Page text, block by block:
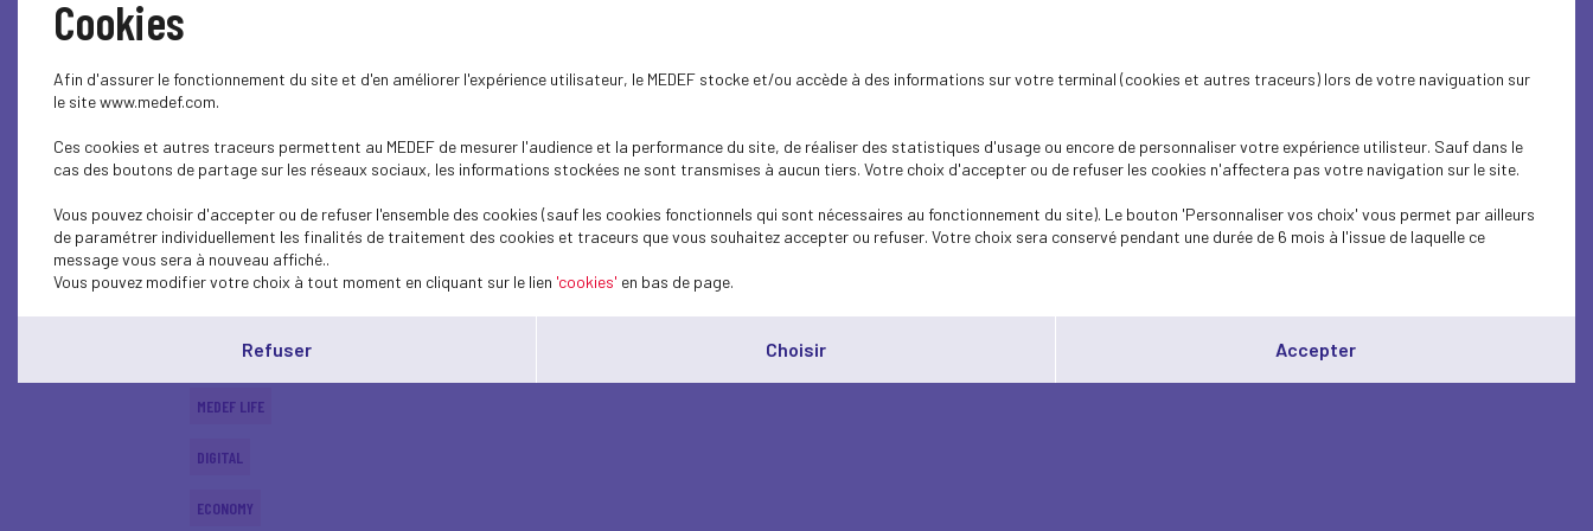
ECONOMY
DIGITAL
ECONOMY
MEDEF LIFE
DIGITAL
ECONOMY
Cookies
Afin d'assurer le fonctionnement du site et d'en améliorer l'expérience utilisateur, le MEDEF stocke et/ou accède à des informations sur votre terminal (cookies et autres traceurs) lors de votre naviguation sur
le site www.medef.com.
Ces cookies et autres traceurs permettent au MEDEF de mesurer l'audience et la performance du site, de réaliser des statistiques d'usage ou encore de personnaliser votre expérience utilisteur. Sauf dans le
cas des boutons de partage sur les réseaux sociaux, les informations stockées ne sont transmises à aucun tiers. Votre choix d'accepter ou de refuser les cookies n'affectera pas votre navigation sur le site.
Vous pouvez choisir d'accepter ou de refuser l'ensemble des cookies (sauf les cookies fonctionnels qui sont nécessaires au fonctionnement du site). Le bouton 'Personnaliser vos choix' vous permet par ailleurs
de paramétrer individuellement les finalités de traitement des cookies et traceurs que vous souhaitez accepter ou refuser. Votre choix sera conservé pendant une durée de 6 mois à l'issue de laquelle ce
message vous sera à nouveau affiché..
Vous pouvez modifier votre choix à tout moment en cliquant sur le lien 'cookies' en bas de page.
Refuser Choisir Accepter